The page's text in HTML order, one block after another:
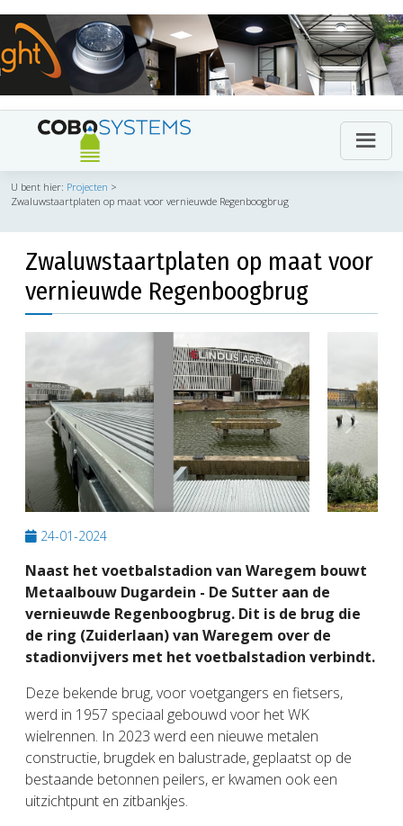
U bent hier: Projecten >
Zwaluwstaartplaten op maat voor vernieuwde Regenboogbrug
Zwaluwstaartplaten op maat voor
vernieuwde Regenboogbrug
Previous Next
24-01-2024
Naast het voetbalstadion van Waregem bouwt
Metaalbouw Dugardein - De Sutter aan de
vernieuwde Regenboogbrug. Dit is de brug die
de ring (Zuiderlaan) van Waregem over de
stadionvijvers met het voetbalstadion verbindt.
Deze bekende brug, voor voetgangers en fietsers,
werd in 1957 speciaal gebouwd voor het WK
wielrennen. In 2023 werd een nieuwe metalen
constructie, brugdek en balustrade, geplaatst op de
bestaande betonnen peilers, er kwamen ook een
uitzichtpunt en zitbankjes.